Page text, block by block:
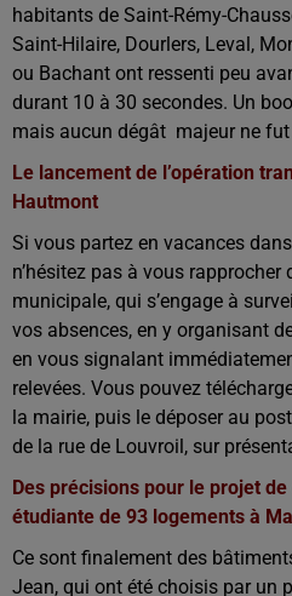
habitants de Saint-Rémy-
Saint-Hilaire, Dourlers, Leval,
ou Bachant ont ressenti peu
durant 10 à 30 secondes. Un
mais aucun dégât majeur ne
Le lancement de l’opération
Hautmont
Si vous partez en vacances
n’hésitez pas à vous
municipale, qui s’engage à
vos absences, en y organisant
en vous signalant
relevées. Vous pouvez
la mairie, puis le déposer au
de la rue de Louvroil, sur
Des précisions pour le projet
étudiante de 93 logements à
Ce sont finalement des
Jean, qui ont été choisis par un